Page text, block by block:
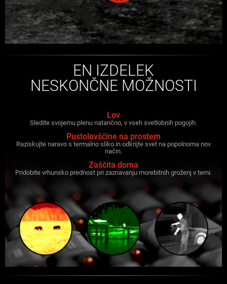
EN IZDELEK
NESKONČNE MOŽNOSTI
Lov
Sledite svojemu plenu natančno, v vseh svetlobnih pogojih.
Pustolovščine na prostem
Raziskujte naravo s termalno sliko in odkrijte svet na popolnoma nov
način.
Zaščita doma
Pridobite vrhunsko prednost pri zaznavanju morebitnih groženj v temi.